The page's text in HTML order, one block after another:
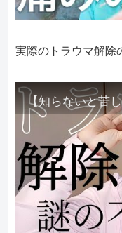
実際のトラウマ解除